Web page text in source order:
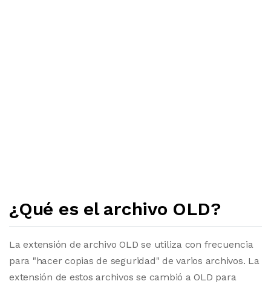
¿Qué es el archivo OLD?
La extensión de archivo OLD se utiliza con frecuencia
para "hacer copias de seguridad" de varios archivos. La
extensión de estos archivos se cambió a OLD para